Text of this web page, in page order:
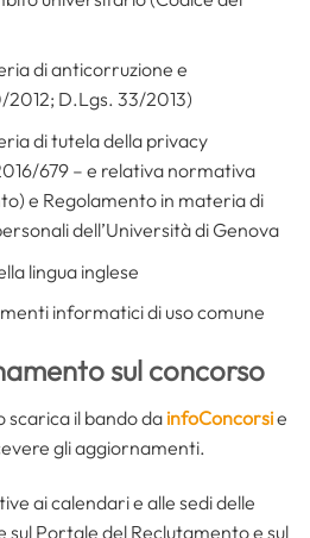
di anticorruzione e
D.Lgs. 33/2013)
di tutela della privacy
679 – e relativa normativa
e Regolamento in materia di
dell’Università di Genova
lingua inglese
informatici di uso comune
sul concorso
scarica il bando da infoConcorsie
gli aggiornamenti.
ai calendari e alle sedi delle
sul Portale del Reclutamento e sul